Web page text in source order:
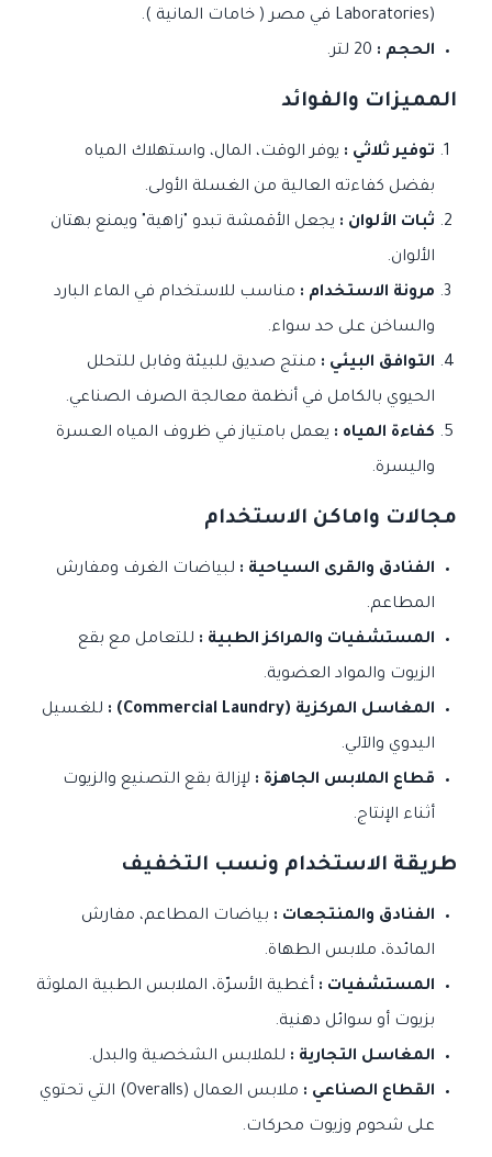
Laboratories) في مصر ( خامات المانية ).
الحجم :
المميزات والفوائد
توفير ثلاثي : يوفر الوقت، المال، واستهلاك المياه
بفضل كفاءته العالية من الغسلة الأولى.
ثبات الألوان : يجعل الأقمشة تبدو "زاهية" ويمنع بهتان
الألوان.
مرونة الاستخدام : مناسب للاستخدام في الماء البارد
والساخن على حد سواء.
التوافق البيئي : منتج صديق للبيئة وقابل للتحلل
الحيوي بالكامل في أنظمة معالجة الصرف الصناعي.
كفاءة المياه : يعمل بامتياز في ظروف المياه العسرة
واليسرة.
مجالات واماكن الاستخدام
الفنادق والقرى السياحية : لبياضات الغرف ومفارش
المطاعم.
المستشفيات والمراكز الطبية : للتعامل مع بقع
الزيوت والمواد العضوية.
المغاسل المركزية (Commercial Laundry) :
للغسيل
اليدوي والآلي.
قطاع الملابس الجاهزة : لإزالة بقع التصنيع والزيوت
أثناء الإنتاج.
طريقة الاستخدام ونسب التخفيف
الفنادق والمنتجعات : بياضات المطاعم، مفارش
المائدة، ملابس الطهاة.
المستشفيات : أغطية الأسرّة، الملابس الطبية الملوثة
بزيوت أو سوائل دهنية.
المغاسل التجارية : للملابس الشخصية والبدل.
القطاع الصناعي :
ملابس العمال (Overalls) التي تحتوي
على شحوم وزيوت محركات.